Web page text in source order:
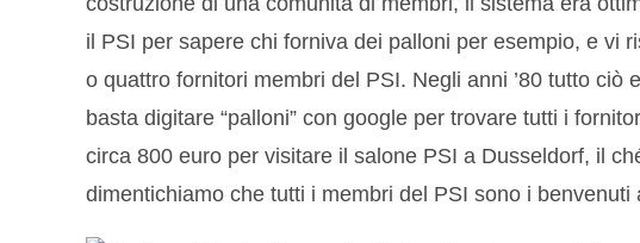
il PSI per sapere chi forniva dei palloni per esempio, e vi
o quattro fornitori membri del PSI. Negli anni ’80 tutto
basta digitare “palloni” con google per trovare tutti i
circa 800 euro per visitare il salone PSI a Dusseldorf, il
dimentichiamo che tutti i membri del PSI sono i benvenuti